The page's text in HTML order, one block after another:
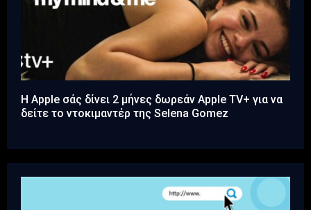
Η Apple σάς δίνει 2 μήνες δωρεάν Apple TV+ για να
δείτε το ντοκιμαντέρ της Selena Gomez